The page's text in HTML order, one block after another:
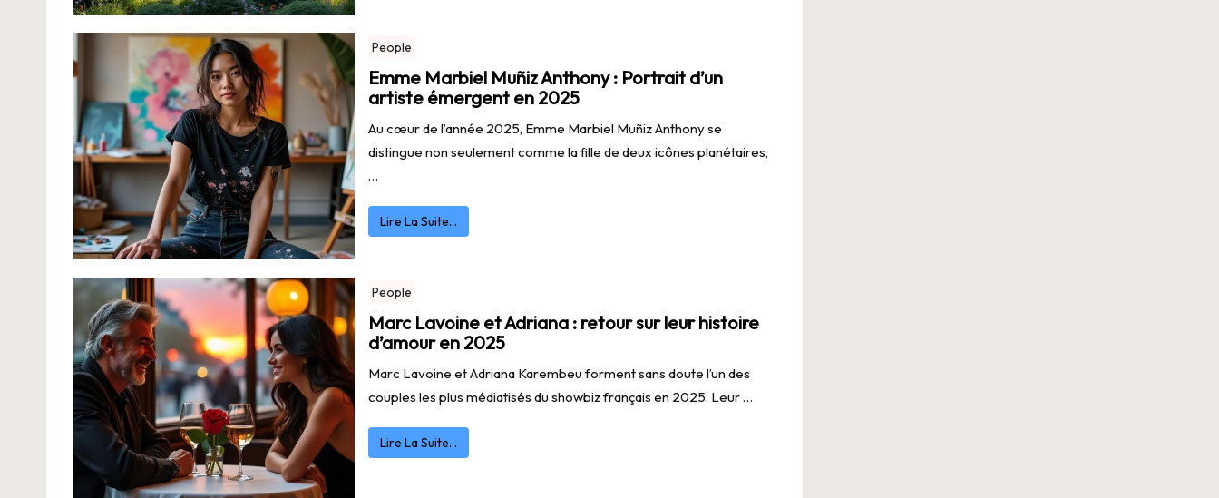
People
Emme Marbiel Muñiz Anthony : Portrait d’un
artiste émergent en 2025
Au cœur de l’année 2025, Emme Marbiel Muñiz Anthony se
distingue non seulement comme la fille de deux icônes planétaires,
…
Lire La Suite…
People
Marc Lavoine et Adriana : retour sur leur histoire
d’amour en 2025
Marc Lavoine et Adriana Karembeu forment sans doute l’un des
couples les plus médiatisés du showbiz français en 2025. Leur …
Lire La Suite…